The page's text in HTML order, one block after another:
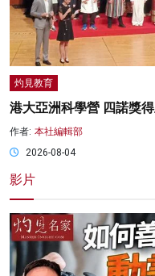
灼見教育
港大亞洲科學營 四諾獎
作者: 本社編輯部
2026-08-04
影片